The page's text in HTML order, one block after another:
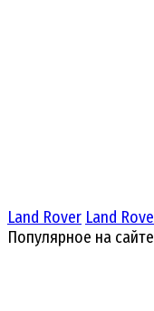
Land Rover Land
Популярное на сайте